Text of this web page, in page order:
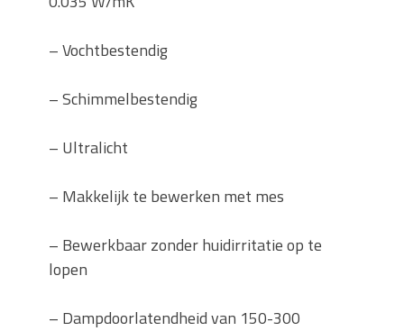
–Vochtbestendig
–Schimmelbestendig
– Ultralicht
– Makkelijk te bewerken met mes
– Bewerkbaar zonder huidirritatie op te
lopen
– Dampdoorlatendheid van 150-300